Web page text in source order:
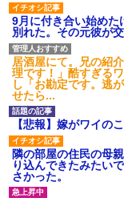
子供の頃、母の弟に
ってしまった。拒絶
で両親に全部話した。
友人「酒の勢いで女
「…」
200万を貸したコウ
義弟より娘たちが大
（は？）
9月に付き合い始めた
別れた。その元彼が
居酒屋にて。兄の紹
理です！」酷すぎる
し「お勘定です。逃
せたら...
【悲報】嫁がワイの
隣の部屋の住民の母
り込んできたみたい
さかった。